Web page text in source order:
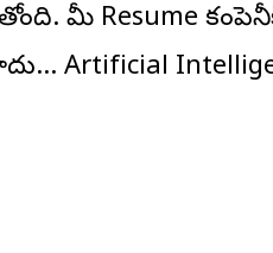
మీ Resume
Artificial